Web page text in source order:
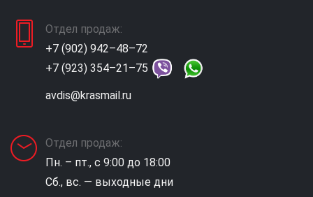
Отдел продаж:
+7 (902) 942–48–72
+7 (923) 354–21–75
avdis@krasmail.ru
Отдел продаж:
Пн. – пт., с 9:00 до 18:00
Сб., вс. — выходные дни